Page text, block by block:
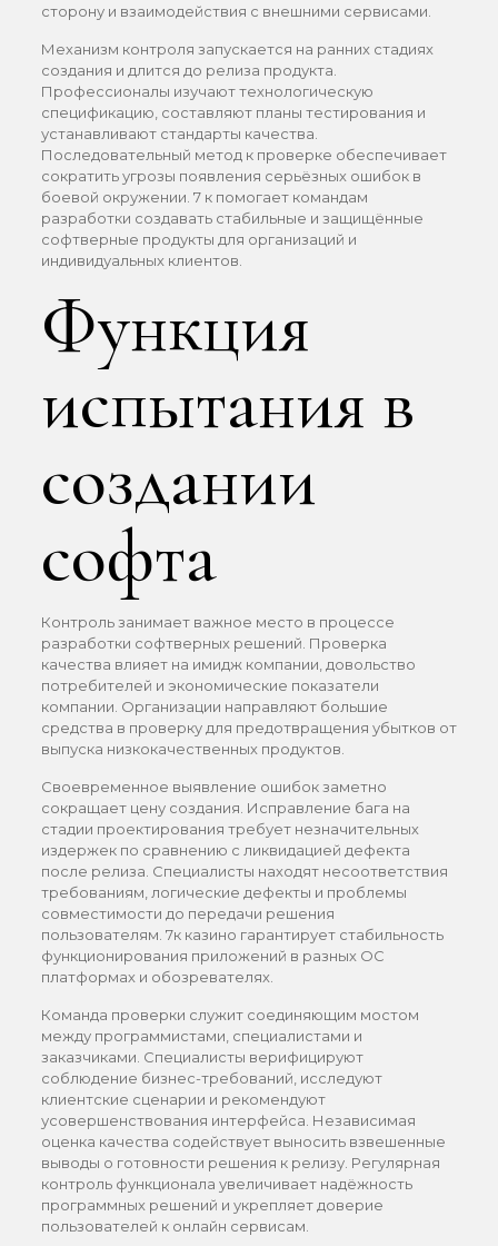
сторону и взаимодействия с внешними сервисами.
Механизм контроля запускается на ранних стадиях
создания и длится до релиза продукта.
Профессионалы изучают технологическую
спецификацию, составляют планы тестирования и
устанавливают стандарты качества.
Последовательный метод к проверке обеспечивает
сократить угрозы появления серьёзных ошибок в
боевой окружении. 7 к помогает командам
разработки создавать стабильные и защищённые
софтверные продукты для организаций и
индивидуальных клиентов.
Функция
испытания в
создании
софта
Контроль занимает важное место в процессе
разработки софтверных решений. Проверка
качества влияет на имидж компании, довольство
потребителей и экономические показатели
компании. Организации направляют большие
средства в проверку для предотвращения убытков от
выпуска низкокачественных продуктов.
Своевременное выявление ошибок заметно
сокращает цену создания. Исправление бага на
стадии проектирования требует незначительных
издержек по сравнению с ликвидацией дефекта
после релиза. Специалисты находят несоответствия
требованиям, логические дефекты и проблемы
совместимости до передачи решения
пользователям. 7к казино гарантирует стабильность
функционирования приложений в разных ОС
платформах и обозревателях.
Команда проверки служит соединяющим мостом
между программистами, специалистами и
заказчиками. Специалисты верифицируют
соблюдение бизнес-требований, исследуют
клиентские сценарии и рекомендуют
усовершенствования интерфейса. Независимая
оценка качества содействует выносить взвешенные
выводы о готовности решения к релизу. Регулярная
контроль функционала увеличивает надёжность
программных решений и укрепляет доверие
пользователей к онлайн сервисам.